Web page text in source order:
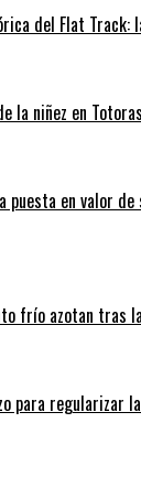
del Flat
la niñez en
puesta en valor
frío azotan tras
para regularizar